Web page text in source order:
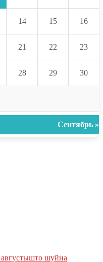
14 15 16
21 22 23
28 29 30
Сентябрь »
шуйна